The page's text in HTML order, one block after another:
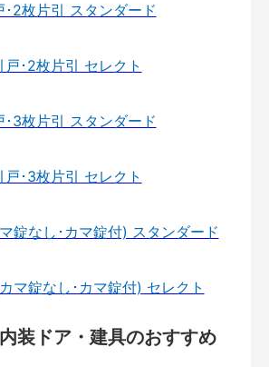
･2枚片引 スタンダード
戸･2枚片引 セレクト
･3枚片引 スタンダード
戸･3枚片引 セレクト
錠なし･カマ錠付) スタンダード
マ錠なし･カマ錠付) セレクト
装ドア・建具のおすすめ